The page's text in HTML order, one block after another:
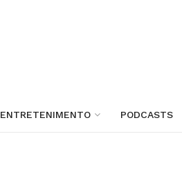
ENTRETENIMENTO PODCASTS